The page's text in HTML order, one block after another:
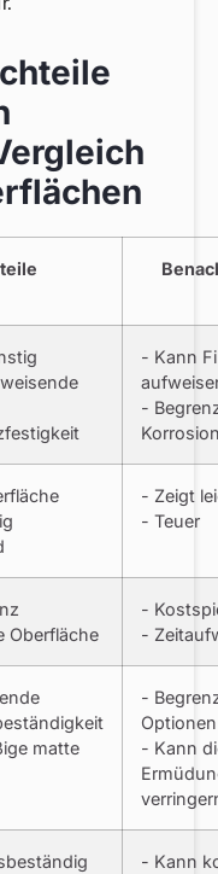
- Kann
-
- Zeigt
- Teuer
Oberfläche
-
-
matte
-
Optionen
- Kann
- Kann